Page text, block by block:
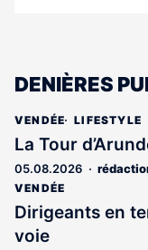
DENIÈRES
VENDÉE LIFESTYLE
La Tour
05.08.2026
VENDÉE
Dirigeants en
voie